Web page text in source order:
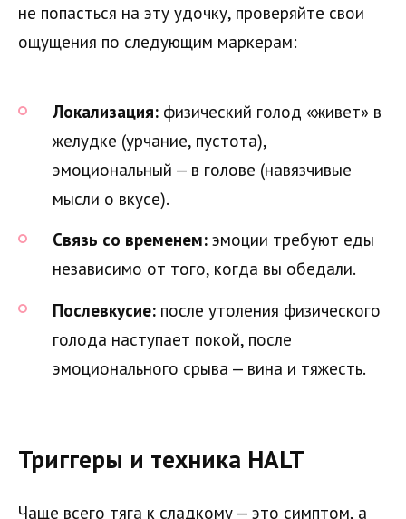
не попасться на эту удочку, проверяйте свои
ощущения по следующим маркерам:
Локализация: физический голод «живет» в
желудке (урчание, пустота),
эмоциональный — в голове (навязчивые
мысли о вкусе).
Связь со временем: эмоции требуют еды
независимо от того, когда вы обедали.
Послевкусие: после утоления физического
голода наступает покой, после
эмоционального срыва — вина и тяжесть.
Триггеры и техника HALT
Чаще всего тяга к сладкому — это симптом, а